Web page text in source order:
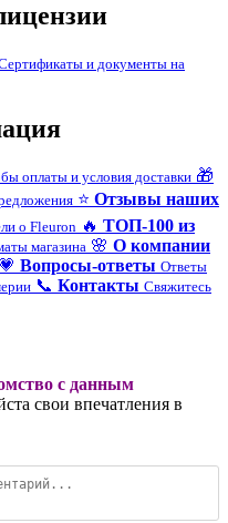
и документы на
оплаты и условия доставки 🎁
⭐ Отзывы наших
о Fleuron 🔥 ТОП-100 из
магазина 🌸 О компании
💗 Вопросы-ответы Ответы
📞 Контакты Свяжитесь
с данным
свои впечатления в